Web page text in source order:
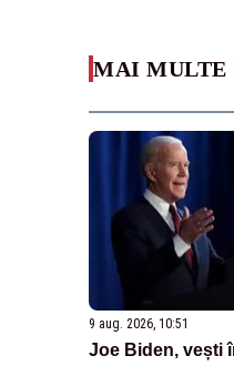
MAI MULTE
9 aug. 2026, 10:51
Joe Biden, vești